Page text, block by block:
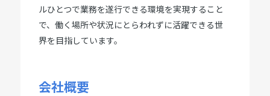
ルひとつで業務を遂行できる環境を実現すること
で、働く場所や状況にとらわれずに活躍できる世
界を目指しています。
会社概要